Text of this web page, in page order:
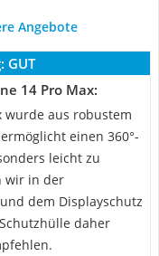
Angebote
GUT
14 Pro Max:
wurde aus robustem
einen 360°-
leicht zu
wir in der
dem Displayschutz
daher